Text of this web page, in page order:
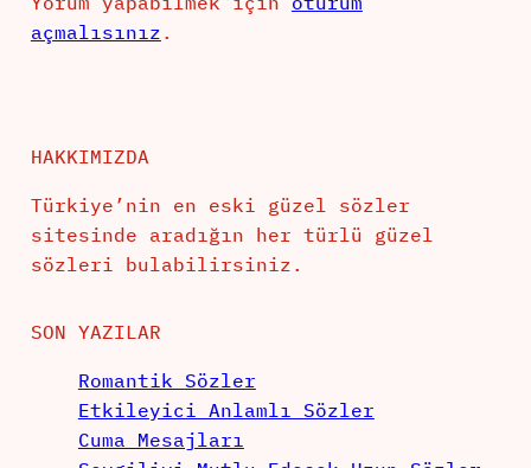
açmalısınız .
HAKKIMIZDA
Türkiye’nin en eski güzel sözler
sitesinde aradığın her türlü güzel
sözleri bulabilirsiniz.
SON YAZILAR
Romantik Sözler
Etkileyici Anlamlı Sözler
Cuma Mesajları